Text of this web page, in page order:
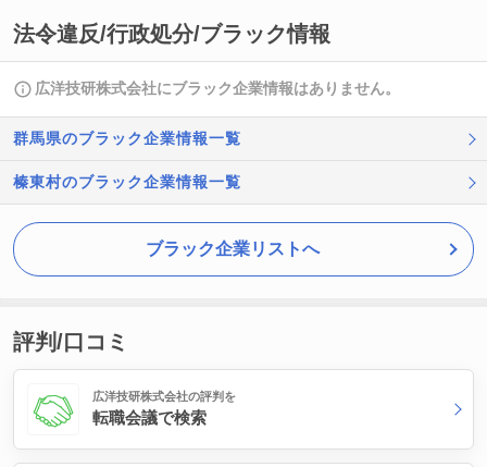
法令違反/行政処分/ブラック情報
広洋技研株式会社にブラック企業情報はありません。
群馬県のブラック企業情報一覧
榛東村のブラック企業情報一覧
ブラック企業リストへ
評判/口コミ
広洋技研株式会社の評判を
転職会議で検索